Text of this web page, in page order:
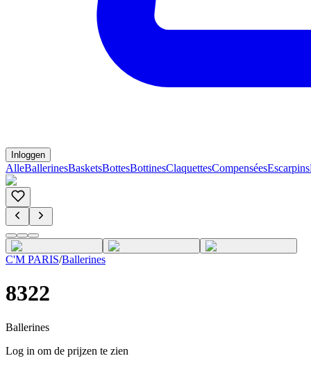
Inloggen
AlleBallerinesBasketsBottesBottinesClaquettesCompenséesEscarpins
C'M PARIS/Ballerines
8322
Ballerines
Log in om de prijzen te zien